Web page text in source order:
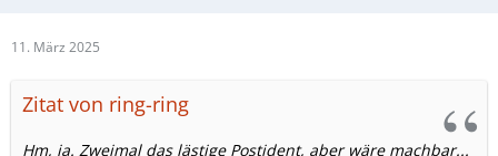
11. März 2025
Zitat von ring-ring
Hm, ja. Zweimal das lästige Postident, aber wäre machbar...